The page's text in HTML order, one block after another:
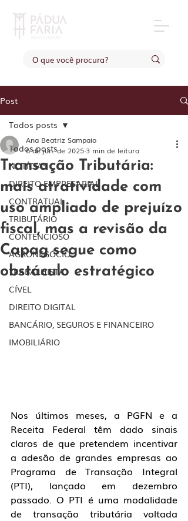
Post
Todos posts
NOTÍCIAS
DIREITO EMPRESARIAL
CONTRATUAL
TRIBUTÁRIO
CONTENCIOSO
AGRONEGÓCIO
TRABALHISTA
CÍVEL
DIREITO DIGITAL
BANCÁRIO, SEGUROS E FINANCEIRO
IMOBILIÁRIO
Todos posts
Transação Tributária:
mais atratividade com
uso ampliado de prejuízo
fiscal, mas a revisão da
Capag segue como
obstáculo estratégico
Ana Beatriz Sampaio
6 de jun. de 2025 3 min de leitura
Nos últimos meses, a PGFN e a
Receita Federal têm dado sinais
claros de que pretendem incentivar
a adesão de grandes empresas ao
Programa de Transação Integral
(PTI), lançado em dezembro
passado. O PTI é uma modalidade
de transação tributária voltada